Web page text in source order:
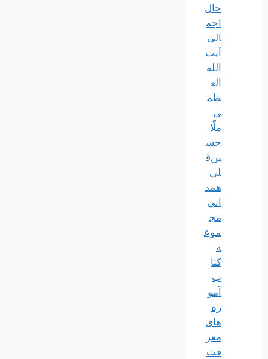
حال
اجم
الی
آیت‌
الله‌
الع
ظم
ی
ملّا
حس
ین‌ق
لی
همد
انی
مج
موع
ه
کتا
ب
آمو
زه
های
معر
فت